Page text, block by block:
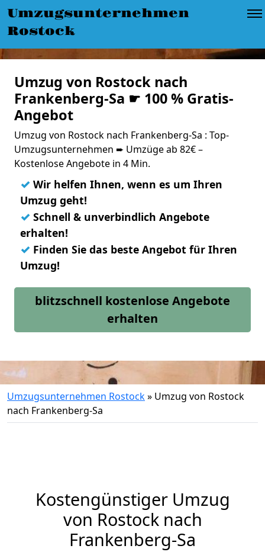
Umzugsunternehmen
Rostock
Umzug von Rostock nach
Frankenberg-Sa ☛ 100 % Gratis-
Angebot
Umzug von Rostock nach Frankenberg-Sa : Top-
Umzugsunternehmen ➨ Umzüge ab 82€ –
Kostenlose Angebote in 4 Min.
✓ Wir helfen Ihnen, wenn es um Ihren
Umzug geht!
✓ Schnell & unverbindlich Angebote
erhalten!
✓ Finden Sie das beste Angebot für Ihren
Umzug!
blitzschnell kostenlose Angebote
erhalten
Umzugsunternehmen Rostock» Umzug von Rostock
nach Frankenberg-Sa
Kostengünstiger Umzug
von Rostock nach
Frankenberg-Sa